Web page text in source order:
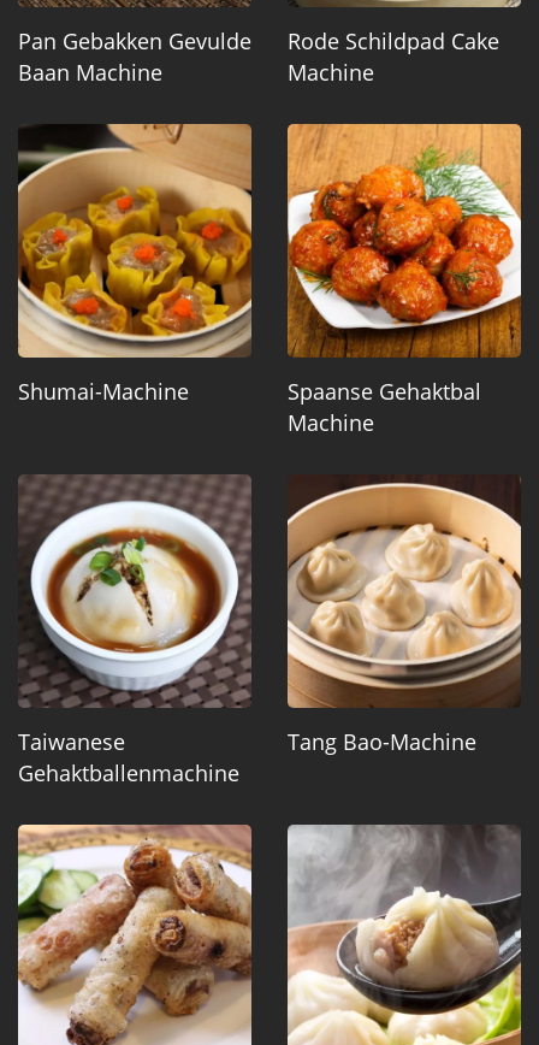
Pan Gebakken Gevulde
Baan Machine
Rode Schildpad Cake
Machine
Shumai-Machine
Spaanse Gehaktbal
Machine
Taiwanese
Gehaktballenmachine
Tang Bao-Machine